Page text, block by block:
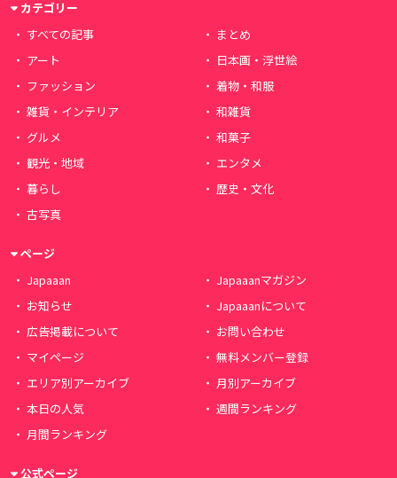
カテゴリー
すべての記事
まとめ
アート
日本画・浮世絵
ファッション
着物・和服
雑貨・インテリア
和雑貨
グルメ
和菓子
観光・地域
エンタメ
暮らし
歴史・文化
古写真
ページ
Japaaan
Japaaanマガジン
お知らせ
Japaaanについて
広告掲載について
お問い合わせ
マイページ
無料メンバー登録
エリア別アーカイブ
月別アーカイブ
本日の人気
週間ランキング
月間ランキング
公式ページ